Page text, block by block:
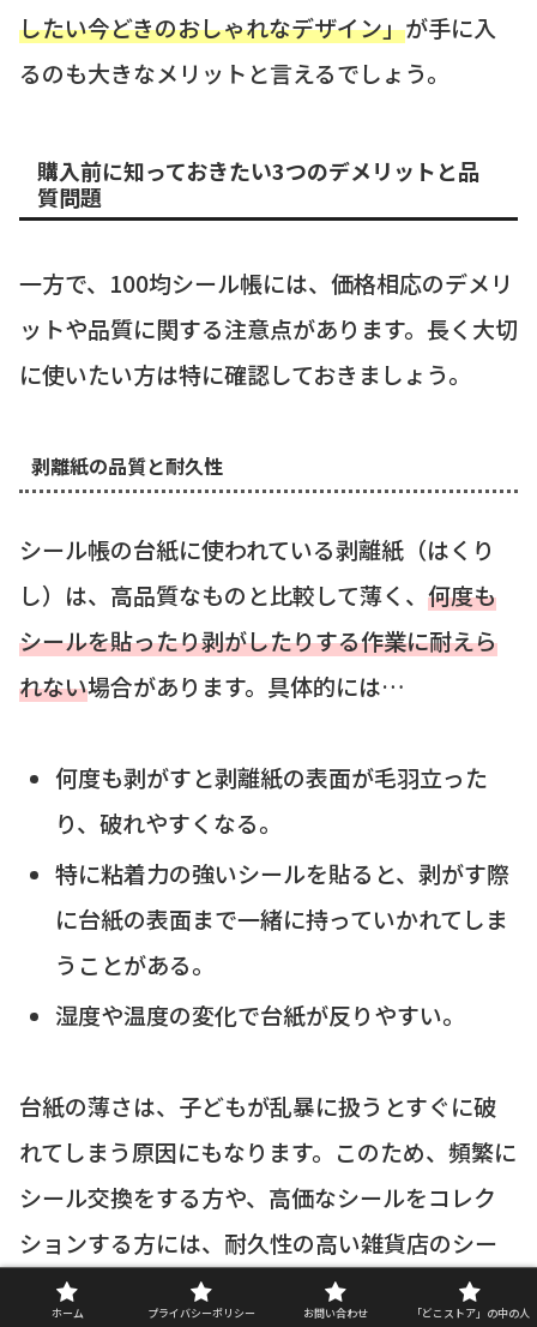
したい今どきのおしゃれなデザイン」が手に入
るのも大きなメリットと言えるでしょう。
購入前に知っておきたい3つのデメリットと品
質問題
一方で、100均シール帳には、価格相応のデメリ
ットや品質に関する注意点があります。長く大切
に使いたい方は特に確認しておきましょう。
剥離紙の品質と耐久性
シール帳の台紙に使われている剥離紙（はくり
し）は、高品質なものと比較して薄く、 何度も
シールを貼ったり剥がしたりする作業に耐えら
れない場合があります。具体的には…
何度も剥がすと剥離紙の表面が毛羽立った
り、破れやすくなる。
特に粘着力の強いシールを貼ると、剥がす際
に台紙の表面まで一緒に持っていかれてしま
うことがある。
湿度や温度の変化で台紙が反りやすい。
台紙の薄さは、子どもが乱暴に扱うとすぐに破
れてしまう原因にもなります。このため、頻繁に
シール交換をする方や、高価なシールをコレク
ションする方には、耐久性の高い雑貨店のシー
ル帳をおすすめします。
ホーム プライバシーポリシー お問い合わせ 「どこストア」の中の人